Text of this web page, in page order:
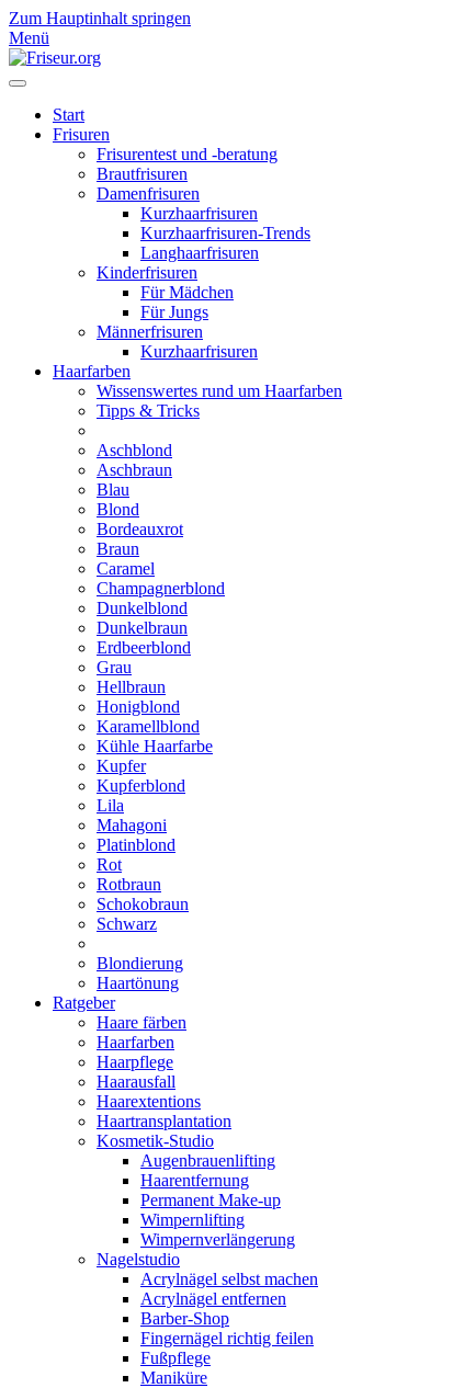
Zum Hauptinhalt springen
Menü
Start
Frisuren
Frisurentest und -beratung
Brautfrisuren
Damenfrisuren
Kurzhaarfrisuren
Kurzhaarfrisuren-Trends
Langhaarfrisuren
Kinderfrisuren
Für Mädchen
Für Jungs
Männerfrisuren
Kurzhaarfrisuren
Haarfarben
Wissenswertes rund um Haarfarben
Tipps & Tricks
Aschblond
Aschbraun
Blau
Blond
Bordeauxrot
Braun
Caramel
Champagnerblond
Dunkelblond
Dunkelbraun
Erdbeerblond
Grau
Hellbraun
Honigblond
Karamellblond
Kühle Haarfarbe
Kupfer
Kupferblond
Lila
Mahagoni
Platinblond
Rot
Rotbraun
Schokobraun
Schwarz
Blondierung
Haartönung
Ratgeber
Haare färben
Haarfarben
Haarpflege
Haarausfall
Haarextentions
Haartransplantation
Kosmetik-Studio
Augenbrauenlifting
Haarentfernung
Permanent Make-up
Wimpernlifting
Wimpernverlängerung
Nagelstudio
Acrylnägel selbst machen
Acrylnägel entfernen
Barber-Shop
Fingernägel richtig feilen
Fußpflege
Maniküre